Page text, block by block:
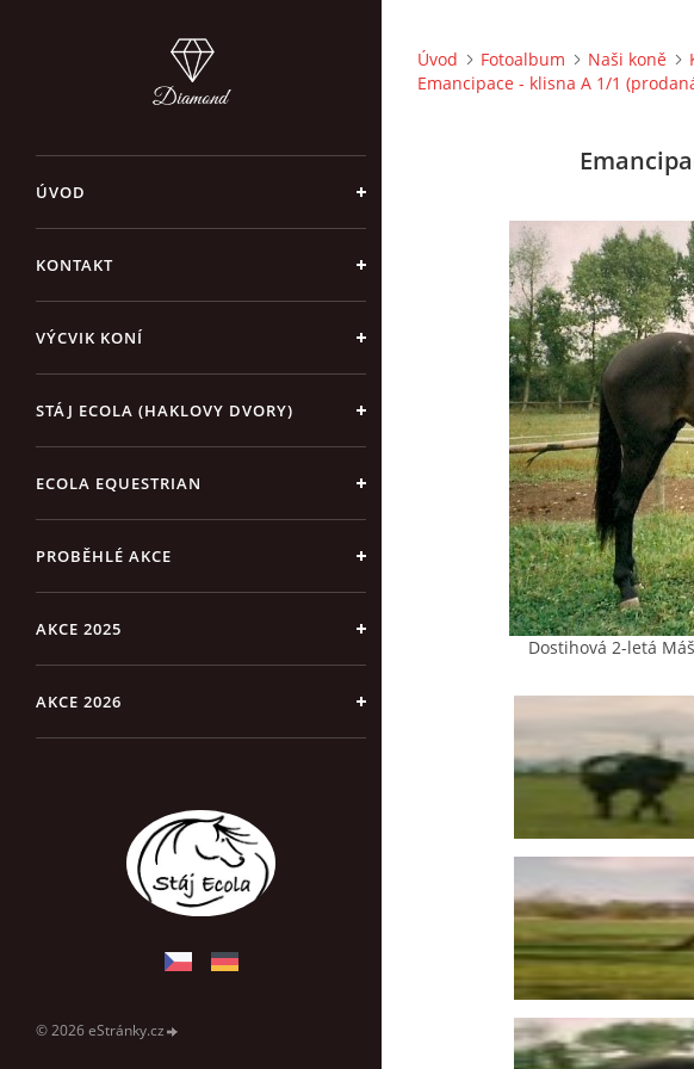
ÚVOD
KONTAKT
VÝCVIK KONÍ
STÁJ ECOLA (HAKLOVY DVORY)
ECOLA EQUESTRIAN
PROBĚHLÉ AKCE
AKCE 2025
AKCE 2026
© 2026 eStránky.cz
Úvod Fotoalbum Naši koně
Emancipace - klisna A 1/1
Dostihová 2-letá